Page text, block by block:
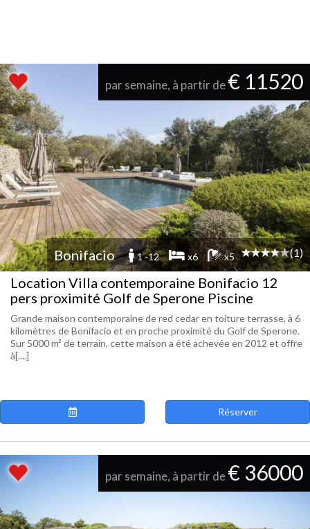
par semaine, à partir de€ 11520
Bonifacio 1 -12 x6 x5 (1)
Location Villa contemporaine Bonifacio 12
pers proximité Golf de Sperone Piscine
Grande maison contemporaine de red cedar en toiture terrasse, à 6
kilomètres de Bonifacio et en proche proximité du Golf de Sperone.
Sur 5000 m² de terrain, cette maison a été achevée en 2012 et offre
à[....]
Réserver
par semaine, à partir de€ 36000